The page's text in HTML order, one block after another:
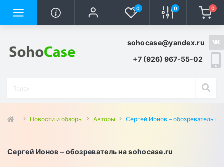
0 0 0
sohocase@yandex.ru
+7 (926) 967-55-02
Новости и обзоры Авторы Сергей Ионов – обозреватель
Сергей Ионов – обозреватель на sohocase.ru